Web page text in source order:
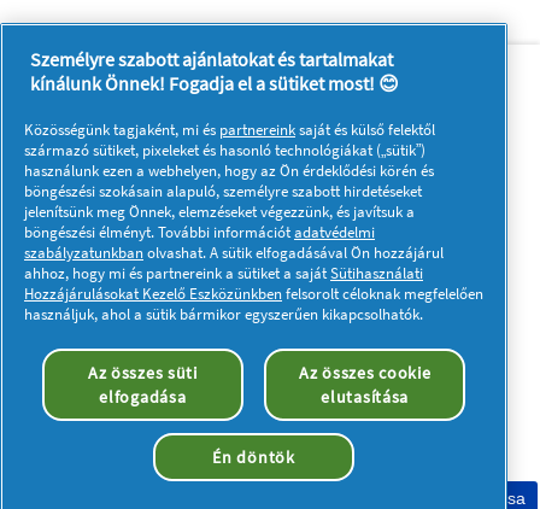
Rólunk
Kapcsolatfelvétel
A pg.com felkeresése
Kövessen minket:
Adataim
Adatvédelmi közlemény
Akadálymentességi nyilatkozat
© 2023 Procter & Gamble. Minden jog fenntartva. Az oldalon
található információk felhasználása és az azokhoz való
hozzáférés a jogi nyilatkozatban meghatározott felhasználási
feltételek tárgyát képezik.
Sütik elfogadása
Személyre szabott ajánlatokat és tartalmakat
kínálunk Önnek! Fogadja el a sütiket most! 😊
Közösségünk tagjaként, mi és partnereinksaját és külső felektől
származó sütiket, pixeleket és hasonló technológiákat („sütik”)
használunk ezen a webhelyen, hogy az Ön érdeklődési körén és
böngészési szokásain alapuló, személyre szabott hirdetéseket
jelenítsünk meg Önnek, elemzéseket végezzünk, és javítsuk a
böngészési élményt. További információtadatvédelmi
szabályzatunkbanolvashat. A sütik elfogadásával Ön hozzájárul
ahhoz, hogy mi és partnereink a sütiket a sajátSütihasználati
Hozzájárulásokat Kezelő Eszközünkbenfelsorolt céloknak megfelelően
használjuk, ahol a sütik bármikor egyszerűen kikapcsolhatók.
Az összes süti
elfogadása
Az összes cookie
elutasítása
Én döntök